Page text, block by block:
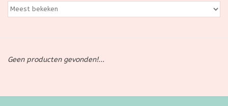
Huishoudartikelen
Kadootjes
Geen producten gevonden!...